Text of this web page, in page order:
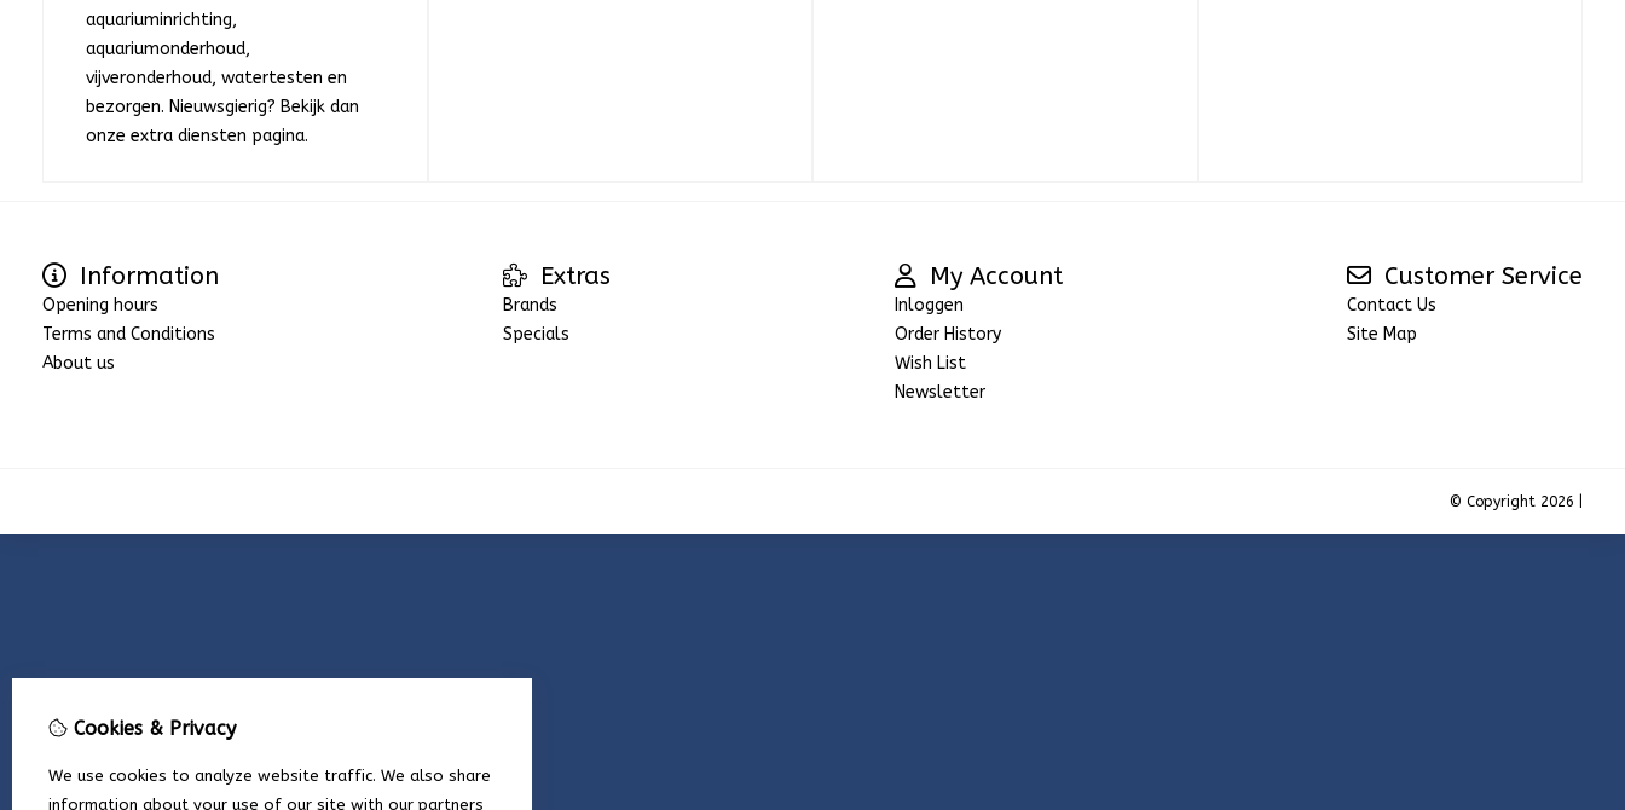
aquariuminrichting,
aquariumonderhoud,
vijveronderhoud, watertesten en
bezorgen. Nieuwsgierig? Bekijk dan
onze extra diensten pagina.
Information
Opening hours
Terms and Conditions
About us
Extras
Brands
Specials
My Account
Inloggen
Order History
Wish List
Newsletter
Customer Service
Contact Us
Site Map
© Copyright 2026 |
Cookies & Privacy
We use cookies to analyze website traffic. We also share
information about your use of our site with our partners